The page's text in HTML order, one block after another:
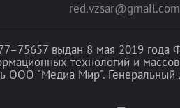
red.vzsar@gmail.com
выдан 8 мая 2019 года
технологий и
ООО "Медиа Мир".